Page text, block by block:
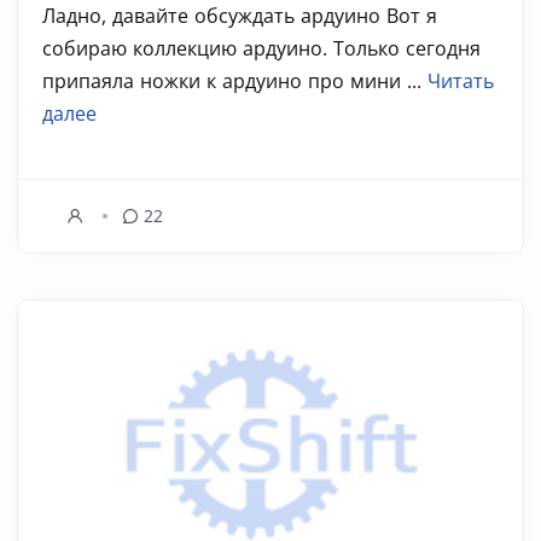
Ладно, давайте обсуждать ардуино Вот я
собираю коллекцию ардуино. Только сегодня
припаяла ножки к ардуино про мини ... Читать
далее
22